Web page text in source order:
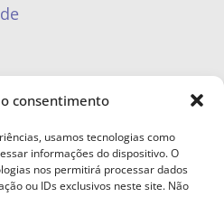
consentimento
usamos tecnologias como
informações do dispositivo. O
nos permitirá processar dados
ou IDs exclusivos neste site. Não